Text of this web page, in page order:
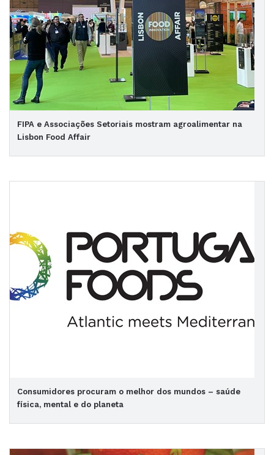
FIPA e Associações Setoriais mostram agroalimentar na
Lisbon Food Affair
Consumidores procuram o melhor dos mundos – saúde
física, mental e do planeta